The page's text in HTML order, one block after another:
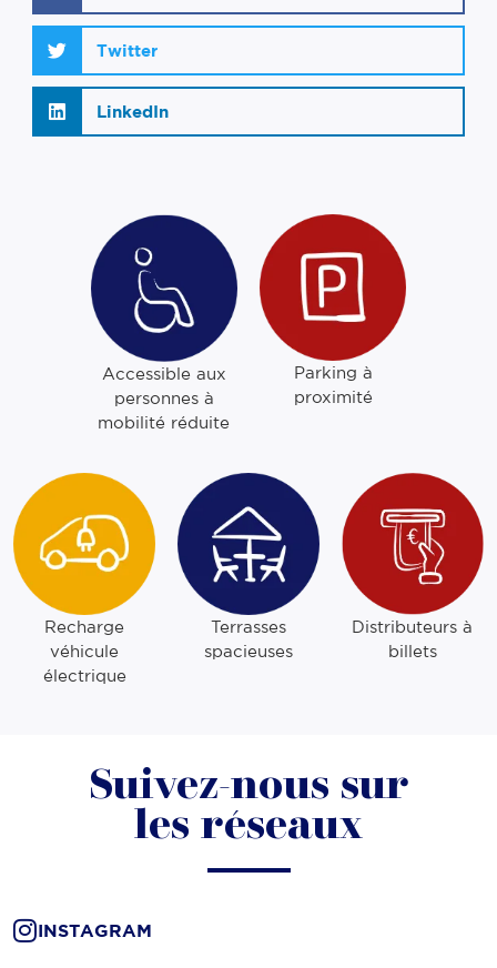
Twitter
LinkedIn
Accessible aux
personnes à
mobilité réduite
Parking à
proximité
Recharge
véhicule
électrique
Terrasses
spacieuses
Distributeurs à
billets
Suivez-nous sur
les réseaux
INSTAGRAM